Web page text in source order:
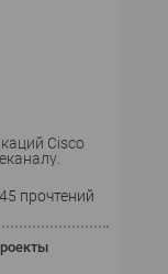
Cisco
прочтений